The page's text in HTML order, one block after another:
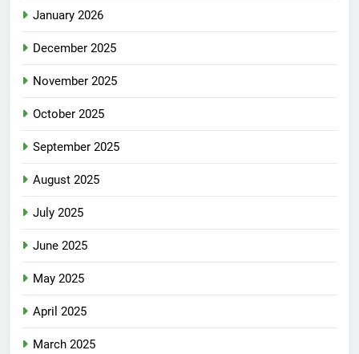
January 2026
December 2025
November 2025
October 2025
September 2025
August 2025
July 2025
June 2025
May 2025
April 2025
March 2025